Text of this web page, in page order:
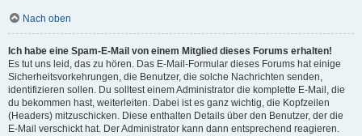
Nach oben
Ich habe eine Spam-E-Mail von einem Mitglied dieses Forums erhalten!
Es tut uns leid, das zu hören. Das E-Mail-Formular dieses Forums hat einige
Sicherheitsvorkehrungen, die Benutzer, die solche Nachrichten senden,
identifizieren sollen. Du solltest einem Administrator die komplette E-Mail, die
du bekommen hast, weiterleiten. Dabei ist es ganz wichtig, die Kopfzeilen
(Headers) mitzuschicken. Diese enthalten Details über den Benutzer, der die
E-Mail verschickt hat. Der Administrator kann dann entsprechend reagieren.